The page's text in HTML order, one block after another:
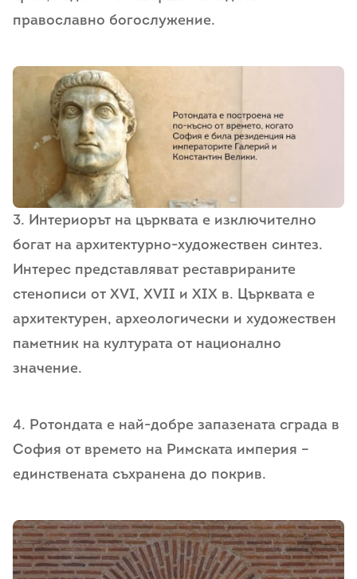
православно богослужение.
3. Интериорът на църквата е изключително
богат на архитектурно-художествен синтез.
Интерес представляват реставрираните
стенописи от XVI, XVII и XIX в. Църквата е
архитектурен, археологически и художествен
паметник на културата от национално
значение.
4. Ротондата е най-добре запазената сграда в
София от времето на Римската империя –
единствената съхранена до покрив.